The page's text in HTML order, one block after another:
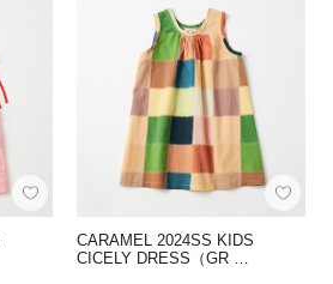
CARAMEL 2024SS KIDS
CICELY DRESS（GR …